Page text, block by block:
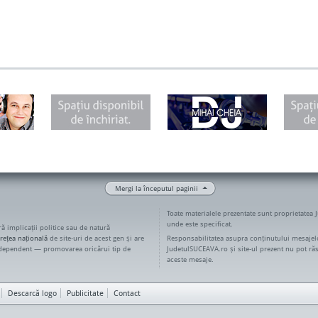
Mergi la începutul paginii
implicații politice sau de natură
rețea națională de site-uri de acest gen și are
— promovarea oricărui tip de
Toate materialele prezentate sunt proprietatea
unde este specificat.
Responsabilitatea asupra conținutului
JudetulSUCEAVA.ro și site-ul prezent nu pot
aceste mesaje.
Descarcă logo Publicitate Contact